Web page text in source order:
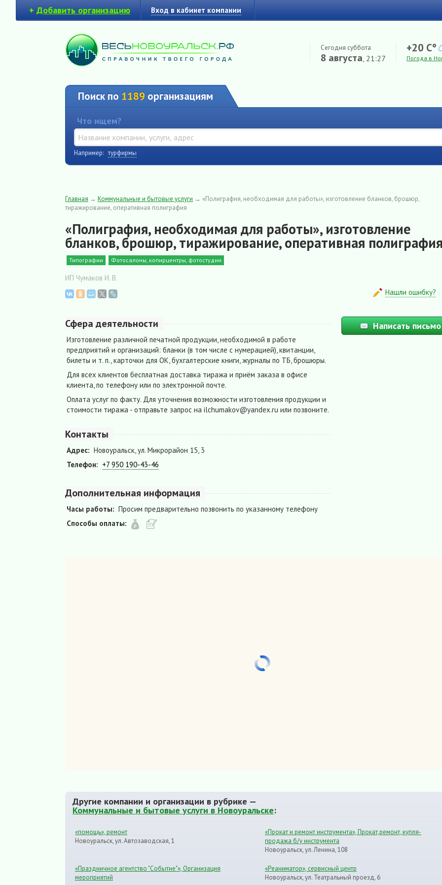
+ Добавить организацию Вход в кабинет компании
Сегодня суббота
8 августа, 21:27
+20 C°
Погода в
Поиск по 1189 организациям
Что ищем?
Например:турфирмы
Главная → Коммунальные и бытовые услуги → «Полиграфия, необходимая для работы», изготовление бланков, брошюр,
тиражирование, оперативная полиграфия
«Полиграфия, необходимая для работы», изготовление
бланков, брошюр, тиражирование, оперативная
Типографии Фотосалоны, копирцентры, фотостудии
ИП Чумаков И. В.
Нашли ошибку?
Сфера деятельности
Изготовление различной печатной продукции, необходимой в работе
предприятий и организаций: бланки (в том числе с нумерацией), квитанции,
билеты и т. п., карточки для ОК, бухгалтерские книги, журналы по ТБ, брошюры.
Для всех клиентов бесплатная доставка тиража и приём заказа в офисе
клиента, по телефону или по электронной почте.
Оплата услуг по факту. Для уточнения возможности изготовления продукции и
стоимости тиража - отправьте запрос на ilchumakov@yandex.ru или позвоните.
Контакты
Адрес: Новоуральск, ул. Микрорайон 15, 3
Телефон: +7 950 190-43-46
Дополнительная информация
Часы работы: Просим предварительно позвонить по указанному телефону
Способы оплаты:
Написать письмо
Другие компании и организации в рубрике —
Коммунальные и бытовые услуги в Новоуральске:
«помощь», ремонт
Новоуральск, ул. Автозаводская, 1
«Прокат и ремонт инструмента», Прокат,ремонт, купля-
продажа б/у инструмента
Новоуральск, ул. Ленина, 108
«Праздничное агентство "Событие"», Организация
мероприятий
«Реаниматор», сервисный центр
Новоуральск, ул. Театральный проезд, 6